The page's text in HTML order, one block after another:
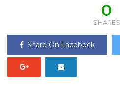
0
SHARES
Share On Facebook